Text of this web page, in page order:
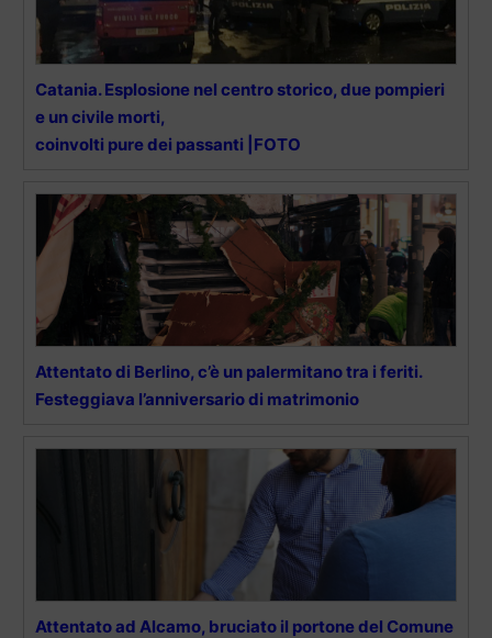
Catania. Esplosione nel centro storico, due pompieri
e un civile morti,
coinvolti pure dei passanti |FOTO
Attentato di Berlino, c’è un palermitano tra i feriti.
Festeggiava l’anniversario di matrimonio
Attentato ad Alcamo, bruciato il portone del Comune